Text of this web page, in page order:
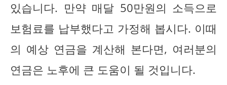
있습니다. 만약 매달 50만원의 소득으로
보험료를 납부했다고 가정해 봅시다. 이때
의 예상 연금을 계산해 본다면, 여러분의
연금은 노후에 큰 도움이 될 것입니다.